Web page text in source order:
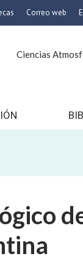
Correo web
Ciencias